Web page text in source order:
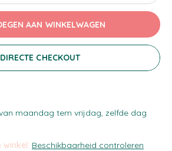
AAN WINKELWAGEN
DIRECTE CHECKOUT
maandag tem vrijdag, zelfde dag
winkel: Beschikbaarheid controleren